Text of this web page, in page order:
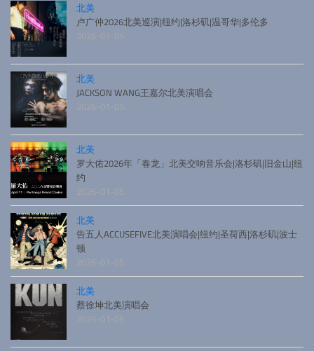
北美
卢广仲2026北美巡演|纽约|洛杉矶|温哥华|多伦多
2026-01-05
北美
JACKSON WANG王嘉尔北美演唱会
2026-01-05
北美
罗大佑2026年「春龙」北美交响音乐会|洛杉矶|旧金山|纽
约
2026-01-05
北美
告五人ACCUSEFIVE北美演唱会|纽约|圣荷西|洛杉矶|波士
顿
2026-01-05
北美
蔡徐坤北美演唱会
2026-01-05